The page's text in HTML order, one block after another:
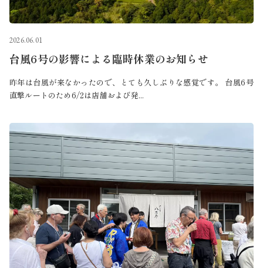
2026.06.01
台風6号の影響による臨時休業のお知らせ
昨年は台風が来なかったので、とても久しぶりな感覚です。 台風6号
直撃ルートのため6/2は店舗および発...